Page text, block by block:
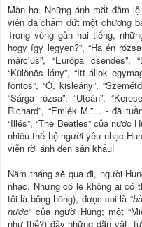
Màn hạ. Những ánh mắt đẫm
viên đã chấm dứt một chương
Trong vòng gần hai tiếng,
hogy így legyen?”, “Ha én
március”, “Európa
“Különös lány”, “Itt állok
fontos”, “Ó, kisleány”,
“Sárga rózsa”, “Utcán”,
Richard”, “Emlék M.”... - đã
“Illés”, “The Beatles” của nước
nhiều thế hệ người yêu nhạc
viễn rời ánh đèn sân khấu!
Năm tháng sẽ qua đi, người
nhạc. Nhưng có lẽ không ai có
tôi là bông hồng), được coi là “
nước” của người Hung; một
như thế?) đầy những dằn vặt,